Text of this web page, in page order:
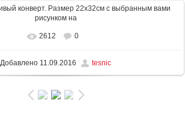
В реальном размере 1343x963
2612 0
Добавлено 11.09.2016 tesnic